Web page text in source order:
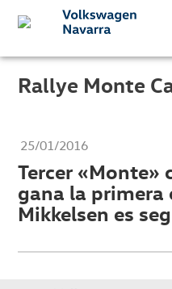
Rallye Monte
25/01/2016
Tercer «Monte»
gana la primera
Mikkelsen es